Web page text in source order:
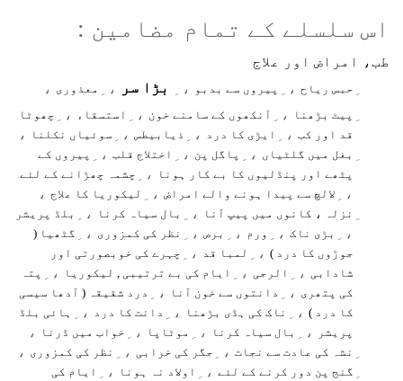
اس سلسلے کے تمام مضامین :
طب، امراض اور علاج
حبس ریاح ، ِ پیروں سے بدبو ، ِ بڑا سر ، ِ معذوری ،
پیٹ بڑھنا ، ِ آنکھوں کے سامنے خون ، ِ استسقاء ، ِ
چھوٹا
قد اور کب ، ِ ایڑی کا درد ، ِ ذیابیطس ، ِ سوئیاں نکلنا
،
بغل میں گلٹیاں ، ِ پاگل پن ، ِ اختلاج قلب ، ِ
پیروں کے
پٹھے اور پنڈلیوں کا بے کار ہونا
، ِ چشمہ چھڑانے کے لئے
، ِ لالچ سے پیدا ہونے والے امراض ، ِ لیکوریا کا علاج ،
نزلہ ، کانوں میں پیپ آنا ، ِ بال سیاہ کرنا ، ِ بلڈ پریشر
، ِ بڑی ناک ، ِ ورم ، ِ برص ، ِ نظر کی کمزوری ، ِ
گٹھیا (
جوڑوں کا درد ) ، ِ لمبا قد ، ِ
چہرے کی خوبصورتی اور
شادابی ، ِ الرجی ، ِ ایام کی بے ترتیبی , لیکوریا ، ِ
پتہ
کی پتھری ، ِ دانتوں سے خون آنا ، ِ
درد شقیقہ ( آدھا سیسی
کا درد ) ، ِ ناک کی ہڈی بڑھنا ، ِ دانت کا درد ، ِ
ہائی بلڈ
پریشر
، ِ بال سیاہ کرنا ، ِ موٹاپا ، ِ خواب میں ڈرنا
،
نشہ کی عادت سے نجات ، ِ جگر کی خرابی ، ِ نظر کی کمزوری ،
گنج پن دور کرنے کے لئے ، ِ اولاد نہ ہونا ، ِ
ایام کی